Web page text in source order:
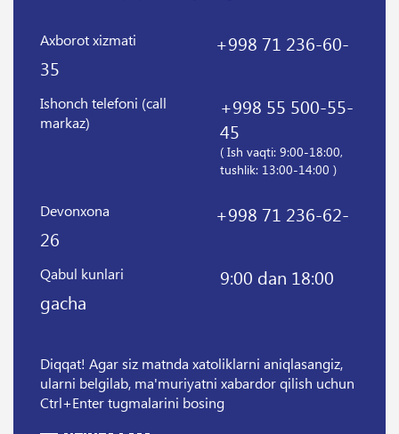
Axborot xizmati
+998 71 236-60-
35
Ishonch telefoni (call
markaz)
+998 55 500-55-
45
( Ish vaqti: 9:00-18:00,
tushlik: 13:00-14:00 )
Devonxona
+998 71 236-62-
26
Qabul kunlari
9:00 dan 18:00
gacha
Diqqat! Agar siz matnda xatoliklarni aniqlasangiz,
ularni belgilab, ma'muriyatni xabardor qilish uchun
Ctrl+Enter tugmalarini bosing